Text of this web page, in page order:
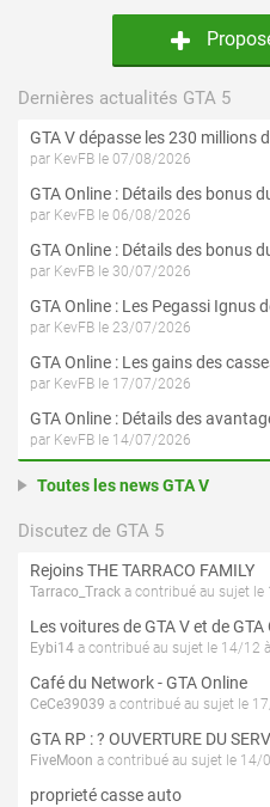
Dernières actualités GTA 5
GTA V dépasse les 230 millions
par KevFB le 07/08/2026
par KevFB le 06/08/2026
par KevFB le 30/07/2026
par KevFB le 23/07/2026
par KevFB le 17/07/2026
par KevFB le 14/07/2026
Toutes les news GTA V
Discutez de GTA 5
Rejoins THE TARRACO FAMILY
Tarraco_Track a contribué au sujet le
Les voitures de GTA V et de
Eybi14 a contribué au sujet le 14/12
Café du Network - GTA Online
CeCe39039 a contribué au sujet le
FiveMoon a contribué au sujet le 14/
proprieté casse auto